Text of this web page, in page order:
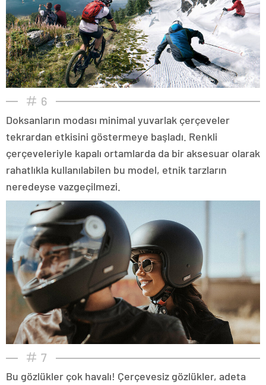
6
Doksanların modası minimal yuvarlak çerçeveler
tekrardan etkisini göstermeye başladı. Renkli
çerçeveleriyle kapalı ortamlarda da bir aksesuar olarak
rahatlıkla kullanılabilen bu model, etnik tarzların
neredeyse vazgeçilmezi.
7
Bu gözlükler çok havalı! Çerçevesiz gözlükler, adeta